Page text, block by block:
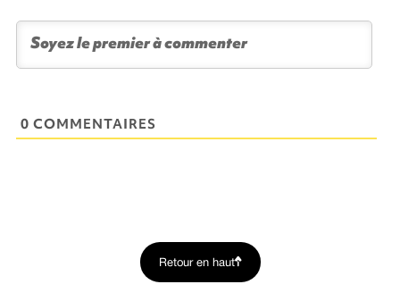
0 COMMENTAIRES
Retour en haut